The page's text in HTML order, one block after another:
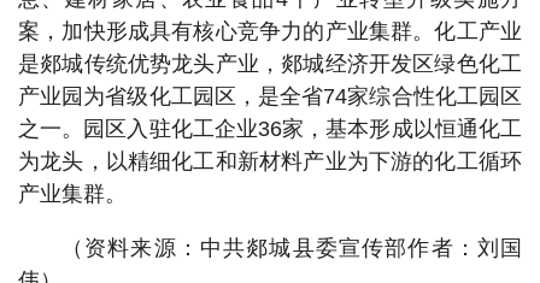
案，加快形成具有核心竞争力的产业集群。化工产业
是郯城传统优势龙头产业，郯城经济开发区绿色化工
产业园为省级化工园区，是全省74家综合性化工园区
之一。园区入驻化工企业36家，基本形成以恒通化工
为龙头，以精细化工和新材料产业为下游的化工循环
产业集群。
（资料来源：中共郯城县委宣传部作者：刘国